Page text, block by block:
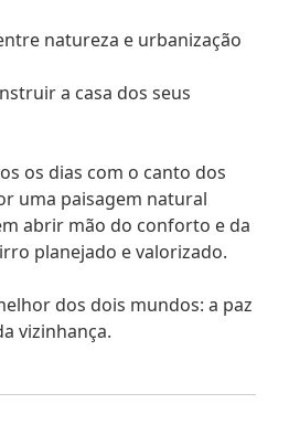
natureza e urbanização
a casa dos seus
os dias com o canto dos
uma paisagem natural
abrir mão do conforto e da
planejado e valorizado.
dos dois mundos: a paz
vizinhança.